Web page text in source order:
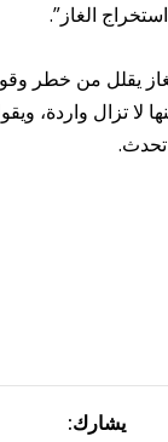
الغاز”.
يقلل من خطر
لا تزال واردة،
تحدث.
يشارك: